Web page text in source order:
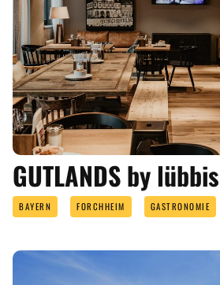
GUTLANDS by lübbis
BAYERN FORCHHEIM GASTRONOMIE